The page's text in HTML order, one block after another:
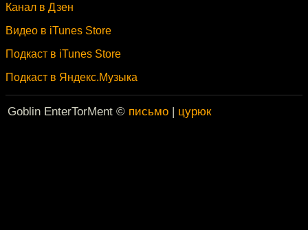
Канал в Дзен
Видео в iTunes Store
Подкаст в iTunes Store
Подкаст в Яндекс.Музыка
Goblin EnterTorMent © письмо | цурюк